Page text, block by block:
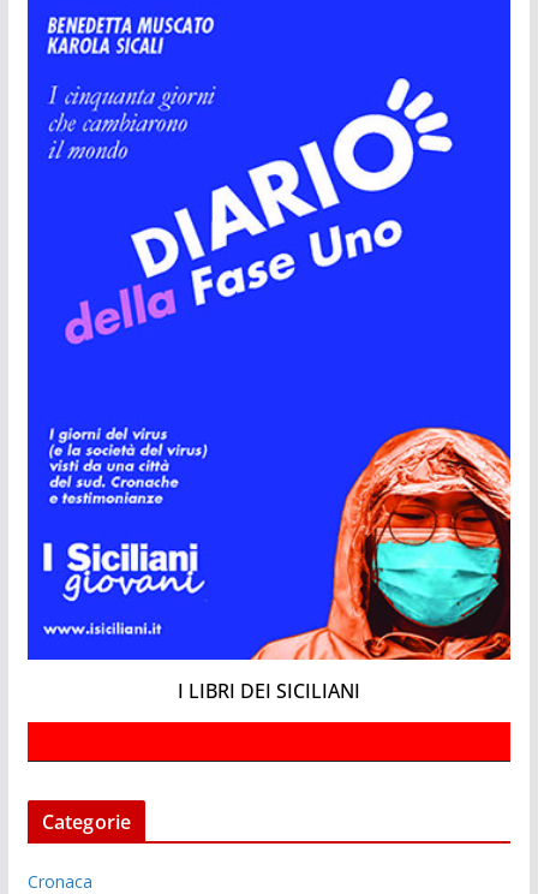
I LIBRI DEI SICILIANI
Categorie
Cronaca